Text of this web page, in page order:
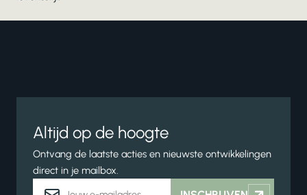
Altijd op de hoogte
Ontvang de laatste acties en nieuwste ontwikkelingen
direct in je mailbox.